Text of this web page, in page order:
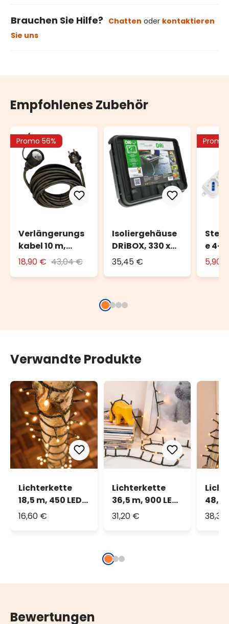
Brauchen Sie Hilfe? Chatten oder kontaktieren
Sie uns
Empfohlenes Zubehör
Promo 56%
Verlängerungs
kabel 10 m,
schwarz, außen
18,90 € 43,04 €
Isoliergehäuse
DRiBOX, 330 x
230 x 140 mm,
35,45 €
Promo
e 4-
5,90
Verwandte Produkte
Lichterkette
18,5 m, 450 LEDs
extra
16,60 €
Lichterkette
36,5 m, 900 LEDs
extra
31,20 €
48,5
Bewertungen